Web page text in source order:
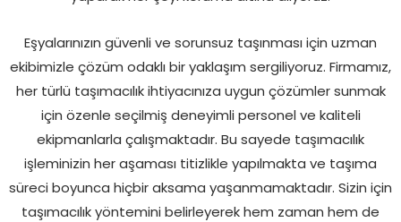
Eşyalarınızın güvenli ve sorunsuz taşınması için uzman
ekibimizle çözüm odaklı bir yaklaşım sergiliyoruz. Firmamız,
her türlü taşımacılık ihtiyacınıza uygun çözümler sunmak
için özenle seçilmiş deneyimli personel ve kaliteli
ekipmanlarla çalışmaktadır. Bu sayede taşımacılık
işleminizin her aşaması titizlikle yapılmakta ve taşıma
süreci boyunca hiçbir aksama yaşanmamaktadır. Sizin için
taşımacılık yöntemini belirleyerek hem zaman hem de